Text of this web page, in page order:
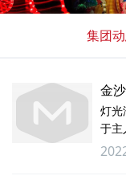
集团
金
灯光
于主
洋、
来